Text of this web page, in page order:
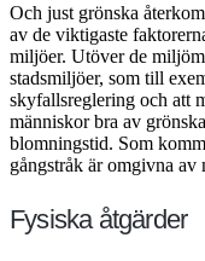
Och just grönska
av de viktigaste
miljöer. Utöver de
stadsmiljöer, som till
skyfallsreglering och att
människor bra av
blomningstid. Som
gångstråk är omgivna av
Fysiska åtgärder